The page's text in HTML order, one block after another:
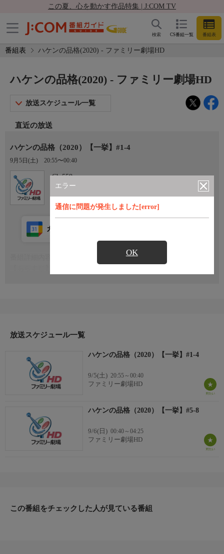
この夏、心を動かす作品特集 | J:COM TV
CS番組一覧 番組表
検索
番組表 ハケンの品格(2020) - ファミリー劇場HD
エラー
通信に問題が発生しました[error]
OK
ハケンの品格(2020) - ファミリー劇場HD
放送スケジュール一覧
直近の放送
ハケンの品格（2020）【一挙】#1-4
9月5日(土) 20:55〜00:40
Ch.558
ファミリー劇場HD
カレンダー登録
によるハケンへのセクハラが行われていた・・・。
【脚本】：中園ミホ ほか 【演出】：佐藤東弥、丸谷俊平
【キャスト】
【出演】：篠原涼子、小泉孝太郎、勝地涼、杉野遥亮、吉谷彩
子、山本舞香、中村海人（Travis Japan）、上地雄輔、塚地武雅、
【サブタイトル】
『#1-4』
【放送・製作】
2020年初放送
放送スケジュール一覧
ハケンの品格（2020）【一挙】#1-4
9/5(土) 20:55～00:40
ファミリー劇場HD
ハケンの品格（2020）【一挙】#5-8
9/6(日) 00:40～04:25
ファミリー劇場HD
この番組をチェックした人が見ている番組